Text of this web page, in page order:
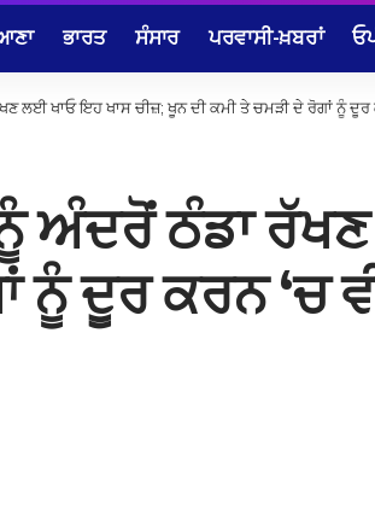
ਭਾਰਤ ਸੰਸਾਰ ਪਰਵਾਸੀ-ਖ਼ਬਰਾਂ
ਲਈ ਖਾਓ ਇਹ ਖਾਸ ਚੀਜ਼; ਖੂਨ ਦੀ ਕਮੀ ਤੇ ਚਮੜੀ ਦੇ ਰੋਗਾਂ ਨੂੰ ਦੂਰ
ਅੰਦਰੋਂ ਠੰਡਾ
ਨੂੰ ਦੂਰ ਕਰਨ ‘ਚ